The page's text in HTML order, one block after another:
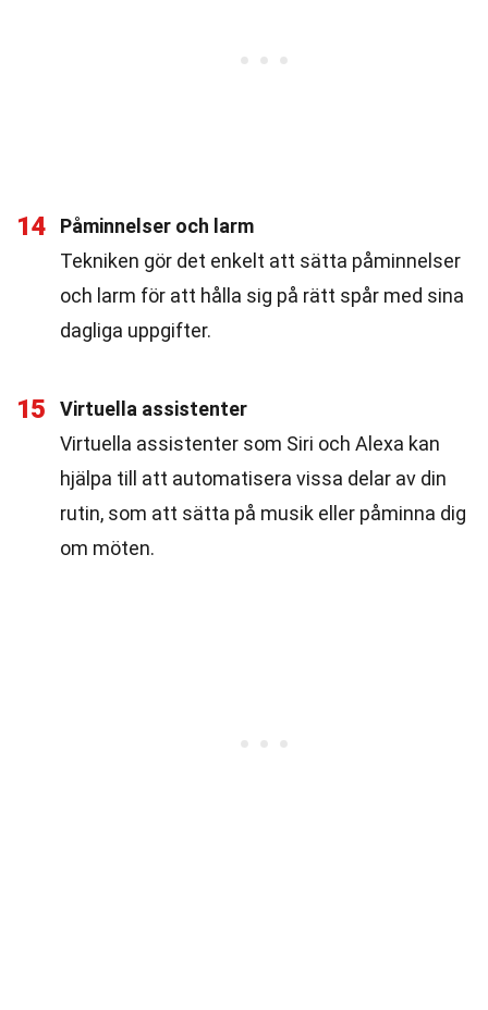
14
Påminnelser och larm
Tekniken gör det enkelt att sätta påminnelser
och larm för att hålla sig på rätt spår med sina
dagliga uppgifter.
15
Virtuella assistenter
Virtuella assistenter som Siri och Alexa kan
hjälpa till att automatisera vissa delar av din
rutin, som att sätta på musik eller påminna dig
om möten.